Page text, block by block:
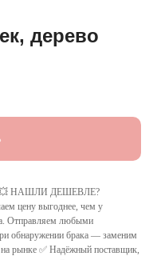
дерево
💥 НАШЛИ ДЕШЕВЛЕ?
цену выгоднее, чем у
Отправляем любыми
обнаружении брака — заменим
рынке ✅ Надёжный поставщик,